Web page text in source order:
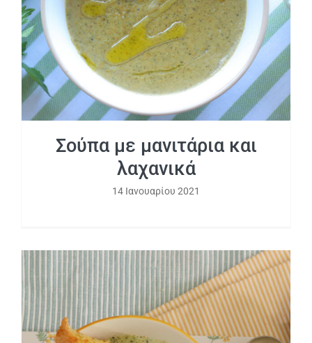
Σούπα με μανιτάρια και
λαχανικά
14 Ιανουαρίου 2021